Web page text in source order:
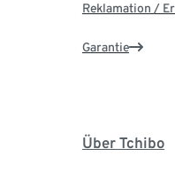
Reklamation /
Garantie
Über Tchibo